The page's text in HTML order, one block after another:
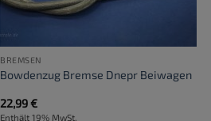
BREMSEN
Bowdenzug Bremse Dnepr Beiwagen
22,99€
Enthält 19% MwSt.